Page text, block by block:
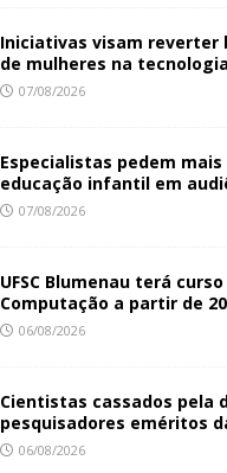
Iniciativas visam reverter
de mulheres na tecnologia
07/08/2026
Especialistas pedem
educação infantil em
07/08/2026
UFSC Blumenau terá
Computação a partir de
06/08/2026
Cientistas cassados pela
pesquisadores eméritos
06/08/2026